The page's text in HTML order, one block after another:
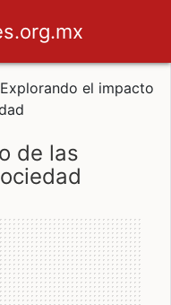
Explorando el impacto